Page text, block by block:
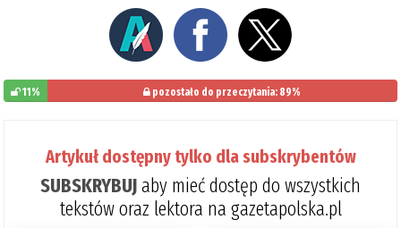
11% pozostało do przeczytania: 89%
Artykuł dostępny tylko dla subskrybentów
SUBSKRYBUJaby mieć dostęp do wszystkich
tekstów oraz lektora na gazetapolska.pl